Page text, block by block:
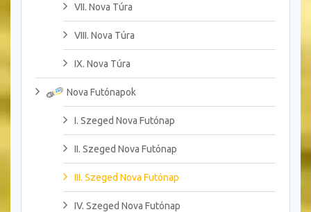
VII. Nova Túra
VIII. Nova Túra
IX. Nova Túra
Nova Futónapok
I. Szeged Nova Futónap
II. Szeged Nova Futónap
III. Szeged Nova Futónap
IV. Szeged Nova Futónap